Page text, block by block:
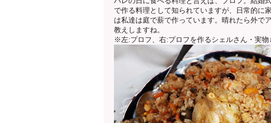
で作る料理として知られていますが、日常的に
は私達は庭で薪で作っています。晴れたら外で
教えしますね。
※左:プロフ、右:プロフを作るシェルさん・実物↓